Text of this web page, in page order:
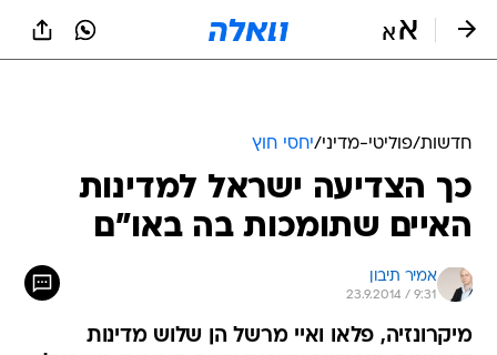
חדשות/פוליטי-מדיני/יחסי חוץ
כך הצדיעה ישראל למדינות
האיים שתומכות בה באו"ם
אמיר תיבון
23.9.2014 / 9:31
מיקרונזיה, פלאו ואיי מרשל הן שלוש מדינות